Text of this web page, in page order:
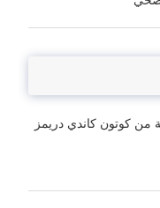
من كوتون كاندي دريمز